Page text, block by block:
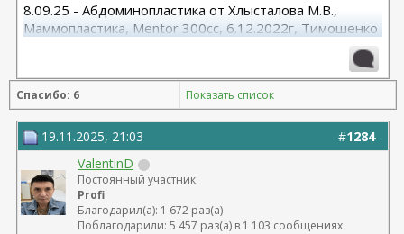
8.09.25 - Абдоминопластика от Хлысталова М.В.,
Маммопластика, Mentor 300cc, 6.12.2022г, Тимошенко
Спасибо: 6 Показать список
#1284
19.11.2025, 21:03
ValentinD
Постоянный участник
Profi
Благодарил(а): 1 672 раз(а)
Поблагодарили: 5 457 раз(а) в 1 103 сообщениях